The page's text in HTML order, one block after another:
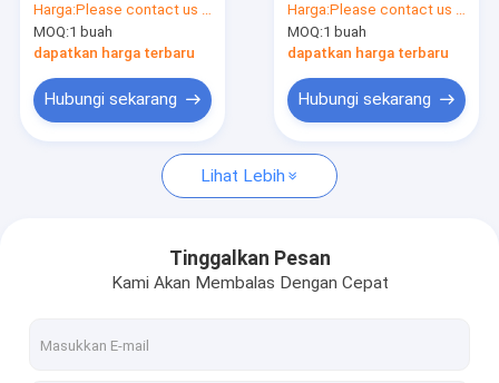
Berita
kasus
Layar LCD TFT
layar lcd ips tft
Layar Sentuh TFT
Display Module 2.8"
Panel Lcd Ukuran
Kecil
Harga:Please contact us for latest price
MOQ:1 buah
dapatkan harga terbaru
Hubungi sekarang
interface 200nit 2.8
Inch Lcm Panel
Harga:Please contact us for latest price
MOQ:1 buah
dapatkan harga terbaru
Hubungi sekarang
Lihat Lebih
Tinggalkan Pesan
Kami Akan Membalas Dengan Cepat